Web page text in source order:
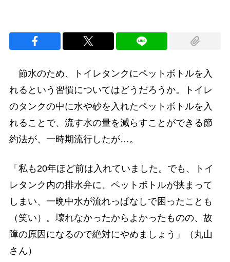
節水のため、トイレタンクにペットボトルを入
れるという習慣についてはどうだろうか。トイレ
のタンクの中に水や砂を入れたペットボトルを入
れることで、流す水の量を減らすことができる節
約法が、一時期流行したが…。
「私も20年ほど前は入れていました。でも、トイ
レタンク内の排水弁に、ペットボトルが挟まって
しまい、一晩中水が流れっぱなしで困ったことも
（笑い）。壊れなかったからよかったものの、故
障の原因になるので絶対にやめましょう」（丸山
さん）